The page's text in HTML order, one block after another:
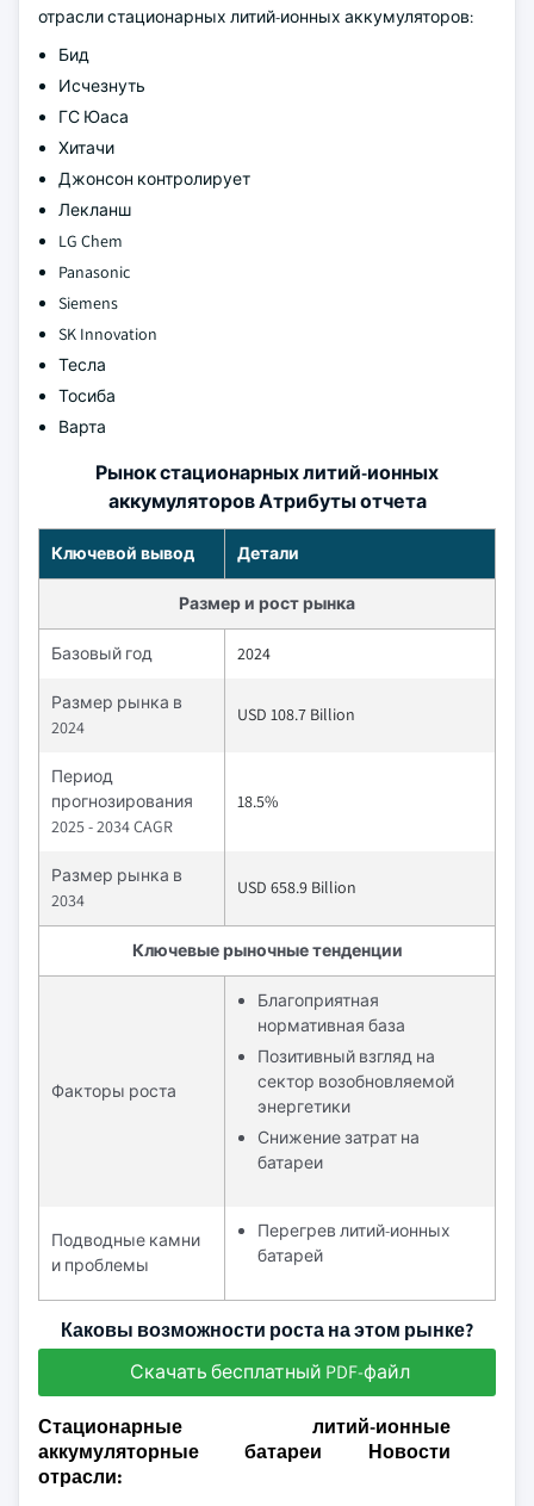
отрасли стационарных литий-ионных аккумуляторов:
Бид
Исчезнуть
ГС Юаса
Хитачи
Джонсон контролирует
Лекланш
LG Chem
Panasonic
Siemens
SK Innovation
Тесла
Тосиба
Варта
Рынок стационарных литий-ионных
аккумуляторов Атрибуты отчета
Ключевой вывод Детали
Размер и рост рынка
Базовый год 2024
Размер рынка в
2024
USD 108.7 Billion
Период
прогнозирования
2025 - 2034 CAGR
18.5%
Размер рынка в
2034
USD 658.9 Billion
Ключевые рыночные тенденции
Факторы роста
Благоприятная
нормативная база
Позитивный взгляд на
сектор возобновляемой
энергетики
Снижение затрат на
батареи
Подводные камни
и проблемы
Перегрев литий-ионных
батарей
Каковы возможности роста на этом рынке?
Скачать бесплатный PDF-файл
Стационарные литий-ионные
аккумуляторные батареи Новости
отрасли: